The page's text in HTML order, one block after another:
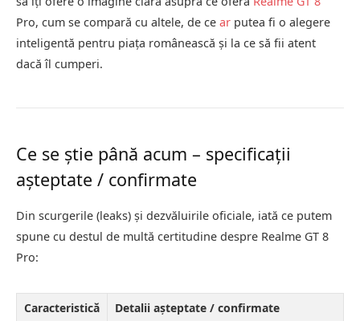
Pro, cum se compară cu altele, de ce ar putea fi o alegere
inteligentă pentru piaţa românească şi la ce să fii atent
dacă îl cumperi.
Ce se ştie până acum – specificaţii
aşteptate / confirmate
Din scurgerile (leaks) şi dezvăluirile oficiale, iată ce putem
spune cu destul de multă certitudine despre Realme GT 8
Pro:
Caracteristică
Detalii aşteptate / confirmate